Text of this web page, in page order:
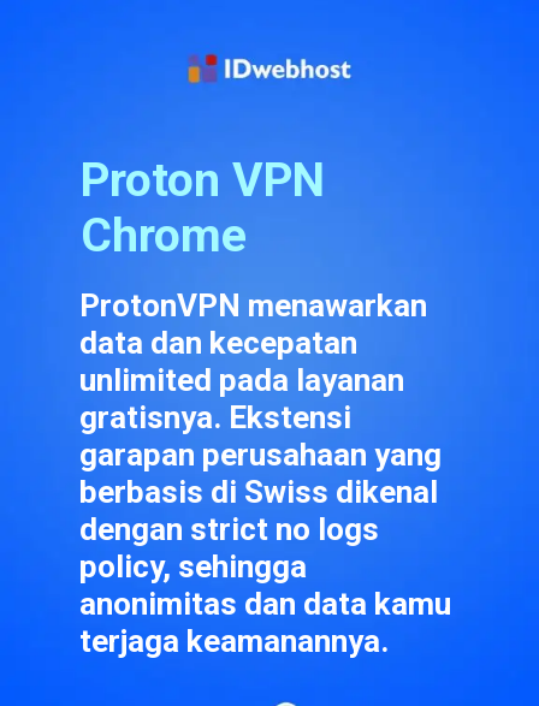
Proton VPN
Chrome
ProtonVPN menawarkan
data dan kecepatan
unlimited pada layanan
gratisnya. Ekstensi
garapan perusahaan yang
berbasis di Swiss dikenal
dengan strict no logs
policy, sehingga
anonimitas dan data kamu
terjaga keamanannya.